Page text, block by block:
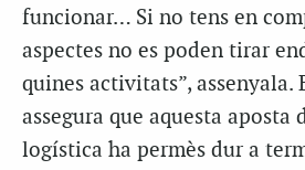
funcionar… Si no tens en
aspectes no es poden tirar
quines activitats”, assenyala.
assegura que aquesta aposta
logística ha permès dur a